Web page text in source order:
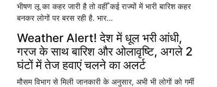
भीषण लू का कहर जारी है तो वहीँ कई राज्यों में भारी बारिश कहर
बनकर लोगों पर बरस रही है. भार…
Weather Alert! देश में धूल भरी आंधी,
गरज के साथ बारिश और ओलावृष्टि, अगले 2
घंटों में तेज हवाएं चलने का अलर्ट
मौसम विभाग से मिली जानकारी के अनुसार, अभी भी लोगों को गर्मी